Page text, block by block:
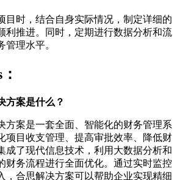
目时，结合自身实际情况，制定详细的
利推进。同时，定期进行数据分析和流
管理水平。
方案是什么？
方案是一套全面、智能化的财务管理系
项目收支管理、提高审批效率、降低财
成了现代信息技术，利用大数据分析和
财务流程进行全面优化。通过实时监控
，合思解决方案可以帮助企业实现精细